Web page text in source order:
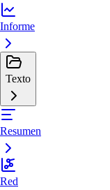
Informe
Texto
Resumen
Red